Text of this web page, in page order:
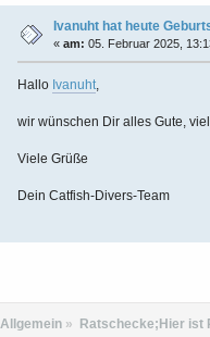
Ivanuht hat heute
« am: 05. Februar 2025,
Hallo Ivanuht,
wir wünschen Dir alles Gute,
Viele Grüße
Dein Catfish-Divers-Team
Allgemein » Ratschecke;Hier ist